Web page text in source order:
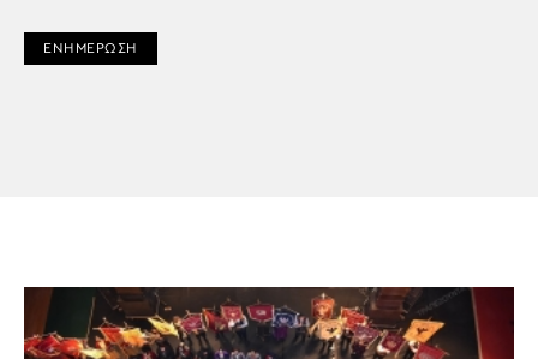
ΕΝΗΜΕΡΩΣΗ